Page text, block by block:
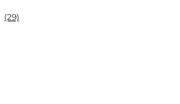
(29)